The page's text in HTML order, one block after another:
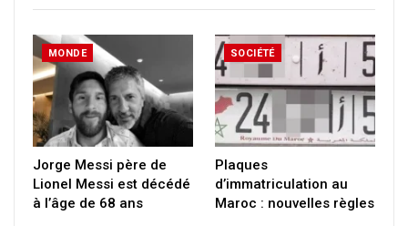
MONDE
Jorge Messi père de
Lionel Messi est décédé
à l’âge de 68 ans
SOCIÉTÉ
Plaques
d’immatriculation au
Maroc : nouvelles règles